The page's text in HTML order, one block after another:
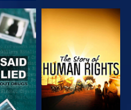
VE